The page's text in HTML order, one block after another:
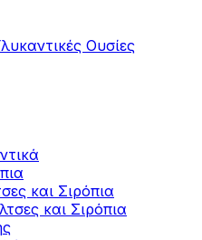
Ουσίες
και Σιρόπια
και Σιρόπια